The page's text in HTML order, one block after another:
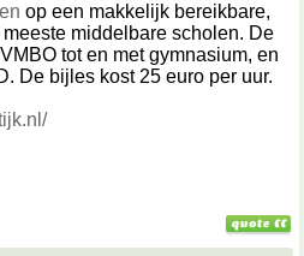
op een makkelijk bereikbare,
middelbare scholen. De
tot en met gymnasium, en
De bijles kost 25 euro per uur.